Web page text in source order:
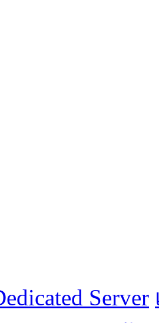
Server